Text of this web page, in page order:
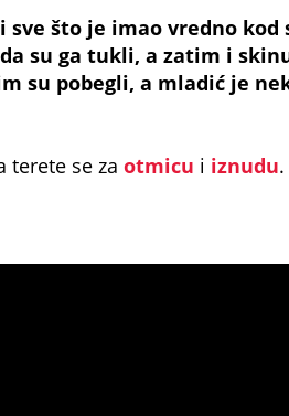
sve što je imao vredno kod
su ga tukli, a zatim i
su pobegli, a mladić je
terete se za otmicu i iznudu.